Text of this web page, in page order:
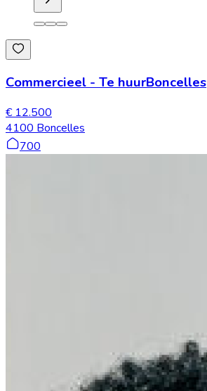
Commercieel - Te huurBoncelles
€ 12.500
4100 Boncelles
700